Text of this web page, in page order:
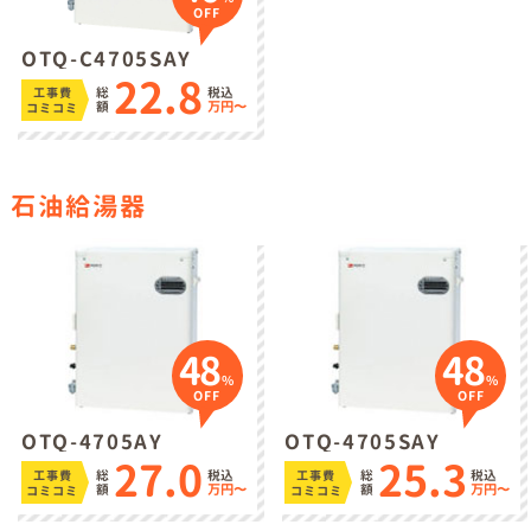
OTQ-C4705SAY
工事費
コミコミ
総
額 22.8 税込
万円〜
OFF
石油給湯器
OTQ-4705AY
工事費
コミコミ
総
額 27.0 税込
万円〜
48%
OFF
OTQ-4705SAY
工事費
コミコミ
総
額 25.3 税込
万円〜
48%
OFF